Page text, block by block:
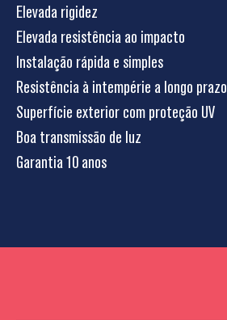
Elevada rigidez
Elevada resistência ao impacto
Instalação rápida e simples
Resistência à intempérie a longo prazo
Superfície exterior com proteção UV
Boa transmissão de luz
Garantia 10 anos